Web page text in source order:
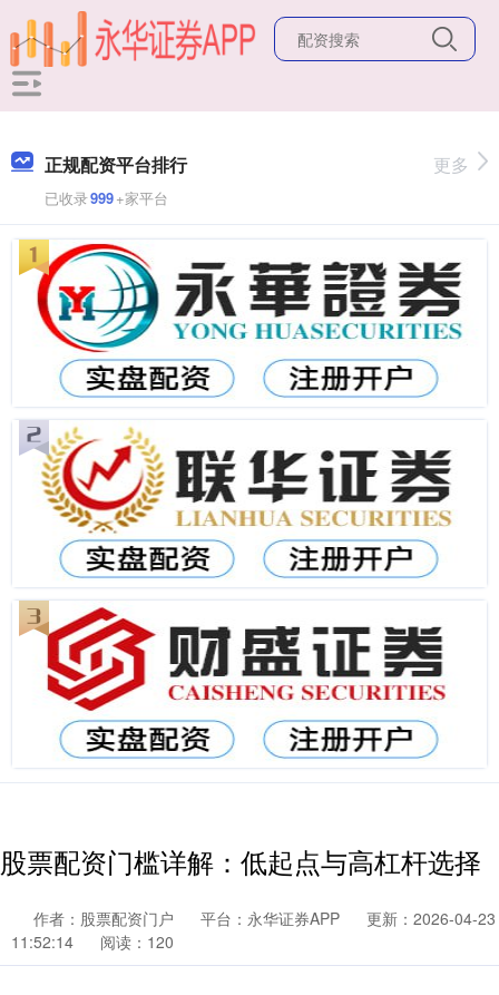
正规配资平台排行
已收录999+家平台
更多
股票配资门槛详解：低起点与高杠杆选择
作者：股票配资门户 平台：永华证券APP
更新：2026-04-23
11:52:14
阅读：120